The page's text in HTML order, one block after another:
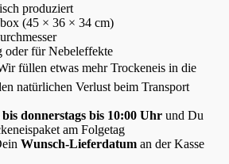
produziert
(45 × 36 × 34 cm)
oder für Nebeleffekte
füllen etwas mehr Trockeneis in die
natürlichen Verlust beim Transport
donnerstags bis 10:00 Uhr und Du
am Folgetag
Wunsch-Lieferdatum an der Kasse